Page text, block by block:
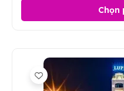
Chọn